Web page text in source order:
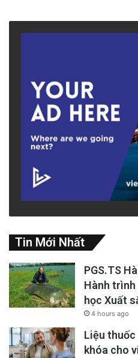
Tin Mới Nhất
PGS.TS
Hành trình
học Xuất
4 hours ago
Liệu thuốc
khóa cho